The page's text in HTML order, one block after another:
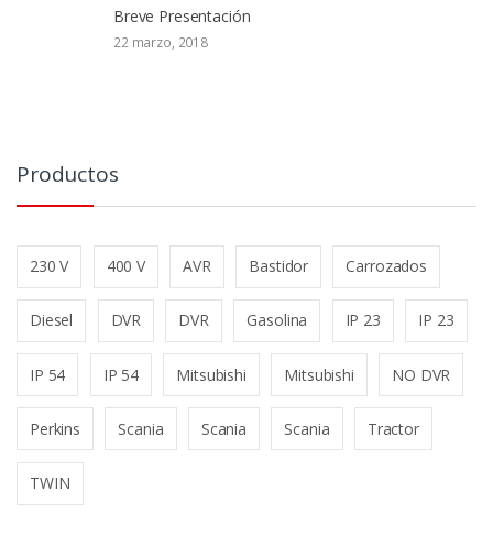
Breve Presentación
22 marzo, 2018
Productos
230 V 400 V AVR Bastidor Carrozados
Diesel DVR DVR Gasolina IP 23 IP 23
IP 54 IP 54 Mitsubishi Mitsubishi NO DVR
Perkins Scania Scania Scania Tractor
TWIN